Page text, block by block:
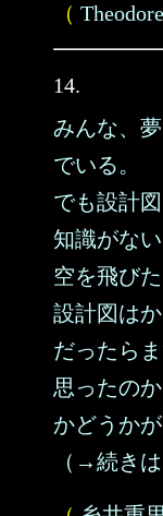
（
14.
みんな、
でいる。
でも設計
知識がない
空を飛び
設計図はか
だったら
思ったの
かどうか
（→続き